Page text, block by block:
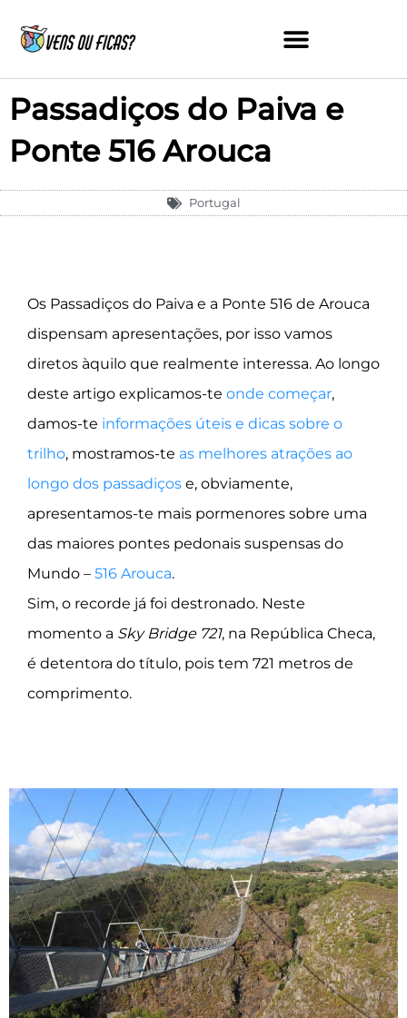
content
Passadiços do Paiva e
Ponte 516 Arouca
Portugal
Os Passadiços do Paiva e a Ponte 516 de Arouca
dispensam apresentações, por isso vamos
diretos àquilo que realmente interessa. Ao longo
deste artigo explicamos-te onde começar,
damos-te informações úteis e dicas sobre o
trilho, mostramos-te as melhores atrações ao
longo dos passadiços e, obviamente,
apresentamos-te mais pormenores sobre uma
das maiores pontes pedonais suspensas do
Mundo – 516 Arouca.
Sim, o recorde já foi destronado. Neste
momento a Sky Bridge 721, na República Checa,
é detentora do título, pois tem 721 metros de
comprimento.